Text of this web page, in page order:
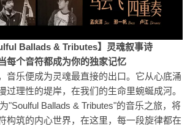
Ballads & Tributes】灵魂叙事诗
个音符都成为你的独家记忆
音乐便成为灵魂最直接的出口。它从心底涌
过理性的堤岸，在我们的生命里蜿蜒成河。
"Soulful Ballads & Tributes"的音乐之旅，将
构筑的内心世界，在这里，每一段旋律都在